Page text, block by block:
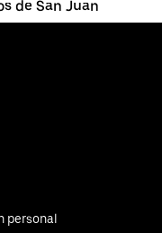
de San Juan
personal